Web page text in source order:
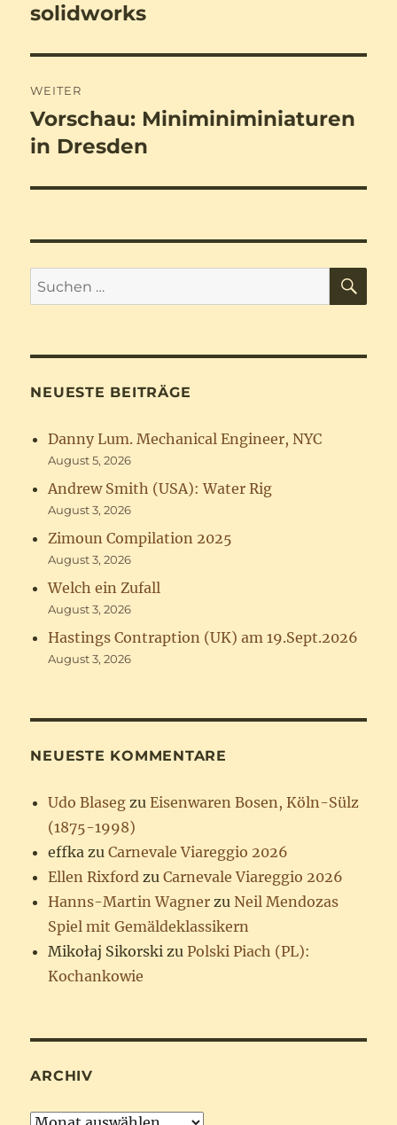
solidworks
WEITER
Nächster
Beitrag:
Vorschau: Miniminiminiaturen
in Dresden
Suchen
nach:
NEUESTE BEITRÄGE
Danny Lum. Mechanical Engineer, NYC
August 5, 2026
Andrew Smith (USA): Water Rig
August 3, 2026
Zimoun Compilation 2025
August 3, 2026
Welch ein Zufall
August 3, 2026
Hastings Contraption (UK) am 19.Sept.2026
August 3, 2026
NEUESTE KOMMENTARE
Udo Blaseg zuEisenwaren Bosen, Köln-Sülz
(1875-1998)
effka zuCarnevale Viareggio 2026
Ellen Rixford zuCarnevale Viareggio 2026
Hanns-Martin Wagner zuNeil Mendozas
Spiel mit Gemäldeklassikern
Mikołaj Sikorski zuPolski Piach (PL):
Kochankowie
ARCHIV